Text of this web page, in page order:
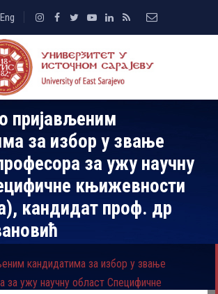
Eng
пријављеним
за избор у звање
за ужу научну
књижевности
кандидат проф. др
кандидатима за избор у звање
за ужу научну област Специфичне